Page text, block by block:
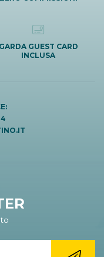
GARDA GUEST CARD
INCLUSA